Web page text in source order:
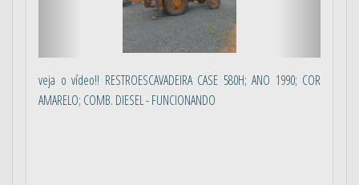
veja o vídeo!! RESTROESCAVADEIRA CASE 580H; ANO 1990; COR
AMARELO; COMB. DIESEL - FUNCIONANDO